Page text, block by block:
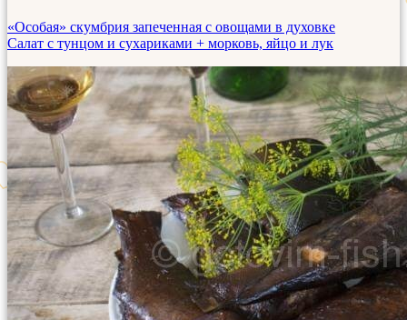
«Особая» скумбрия запеченная с овощами в духовке
Салат с тунцом и сухариками + морковь, яйцо и лук